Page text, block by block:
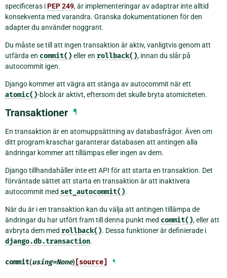
specificeras iPEP 249, är implementeringar av adaptrar inte alltid
konsekventa med varandra. Granska dokumentationen för den
adapter du använder noggrant.
Du måste se till att ingen transaktion är aktiv, vanligtvis genom att
utfärda en commit() eller en rollback(), innan du slår på
autocommit igen.
Django kommer att vägra att stänga av autocommit när ett
atomic()-block är aktivt, eftersom det skulle bryta atomiciteten.
Transaktioner ¶
En transaktion är en atomuppsättning av databasfrågor. Även om
ditt program kraschar garanterar databasen att antingen alla
ändringar kommer att tillämpas eller ingen av dem.
Django tillhandahåller inte ett API för att starta en transaktion. Det
förväntade sättet att starta en transaktion är att inaktivera
autocommit med set_autocommit().
När du är i en transaktion kan du välja att antingen tillämpa de
ändringar du har utfört fram till denna punkt med commit(), eller att
avbryta dem med rollback(). Dessa funktioner är definierade i
django.db.transaction.
commit(using=None) [source] ¶